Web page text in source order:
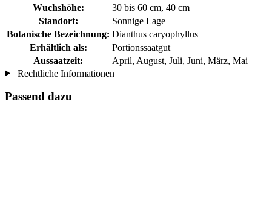
Wuchshöhe:
30 bis 60 cm, 40 cm
Standort:
Sonnige Lage
Botanische Bezeichnung: Dianthus caryophyllus
Erhältlich als:
Portionssaatgut
Aussaatzeit:
April, August, Juli, Juni, März, Mai
Rechtliche Informationen
Passend dazu